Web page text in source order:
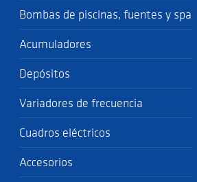
Bombas de piscinas, fuentes y spa
Acumuladores
Depósitos
Variadores de frecuencia
Cuadros eléctricos
Accesorios